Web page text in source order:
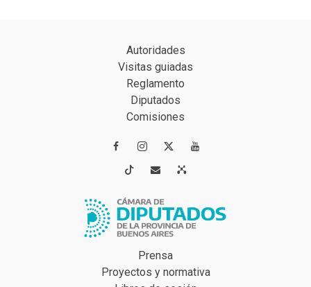
Autoridades
Visitas guiadas
Reglamento
Diputados
Comisiones
 
 
Prensa
Proyectos y normativa